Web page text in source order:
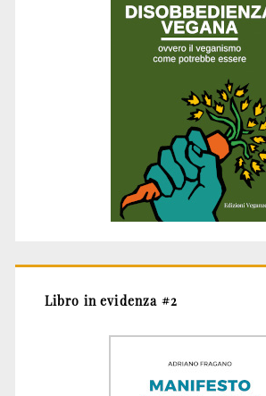
Libro in evidenza #2